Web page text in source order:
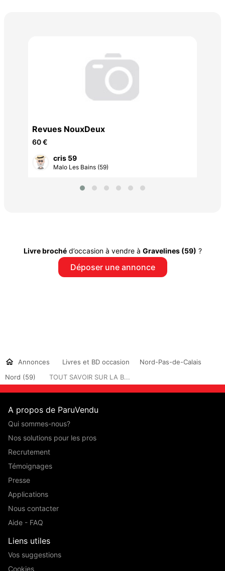
Revues NouxDeux
60 €
cris 59
Malo Les Bains (59)
Livre brochéd’occasion à vendre à Gravelines (59) ?
Déposer une annonce
Annonces Livres et BD occasion
Nord-Pas-de-Calais
Nord (59)
TOUT SAVOIR SUR LA B...
A propos de ParuVendu
Qui sommes-nous?
Nos solutions pour les pros
Recrutement
Témoignages
Presse
Applications
Nous contacter
Aide - FAQ
Liens utiles
Vos suggestions
Cookies